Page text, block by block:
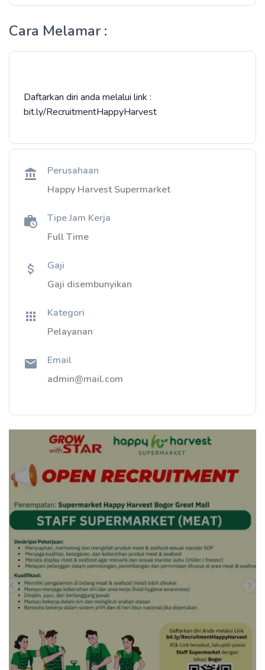
Cara Melamar :
Daftarkan diri anda melalui link :
bit.ly/RecruitmentHappyHarvest
Perusahaan
Happy Harvest Supermarket
Tipe Jam Kerja
Full Time
Gaji
Gaji disembunyikan
Kategori
Pelayanan
Email
admin@mail.com